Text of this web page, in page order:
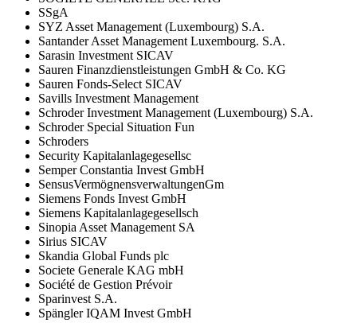
SSgA
SYZ Asset Management (Luxembourg) S.A.
Santander Asset Management Luxembourg. S.A.
Sarasin Investment SICAV
Sauren Finanzdienstleistungen GmbH & Co. KG
Sauren Fonds-Select SICAV
Savills Investment Management
Schroder Investment Management (Luxembourg) S.A.
Schroder Special Situation Fun
Schroders
Security Kapitalanlagegesellsc
Semper Constantia Invest GmbH
SensusVermögnensverwaltungenGm
Siemens Fonds Invest GmbH
Siemens Kapitalanlagegesellsch
Sinopia Asset Management SA
Sirius SICAV
Skandia Global Funds plc
Societe Generale KAG mbH
Société de Gestion Prévoir
Sparinvest S.A.
Spängler IQAM Invest GmbH